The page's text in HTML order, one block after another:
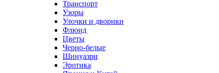
Транспорт
Узоры
Улочки и дворики
Флюид
Цветы
Черно-белые
Шинуазри
Эротика